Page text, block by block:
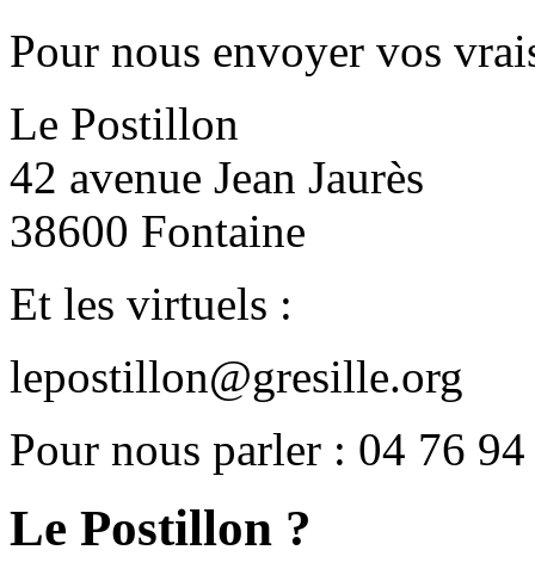
Pour nous envoyer vos
Le Postillon
42 avenue Jean Jaurès
38600 Fontaine
Et les virtuels :
lepostillon@gresille.org
Pour nous parler : 04 76
Le Postillon ?